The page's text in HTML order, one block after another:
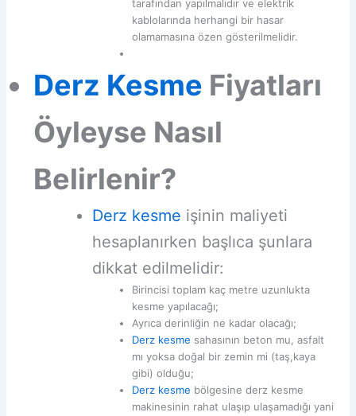
tarafından yapılmalıdır ve elektrik
kablolarında herhangi bir hasar
olamamasına özen gösterilmelidir.
Derz Kesme Fiyatları
Öyleyse Nasıl
Belirlenir?
Derz kesme işinin maliyeti
hesaplanırken başlıca şunlara
dikkat edilmelidir:
Birincisi toplam kaç metre uzunlukta
kesme yapılacağı;
Ayrıca derinliğin ne kadar olacağı;
Derz kesme sahasının beton mu, asfalt
mı yoksa doğal bir zemin mi (taş,kaya
gibi) olduğu;
Derz kesme bölgesine derz kesme
makinesinin rahat ulaşıp ulaşamadığı yani